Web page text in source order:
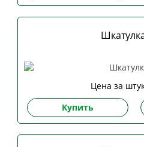
Цена за
Купить